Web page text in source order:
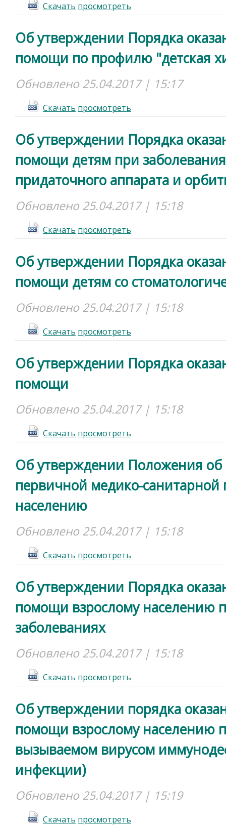
Cкачать просмотреть
Об утверждении Порядка
помощи по профилю "детская
Обновлено 25.04.2017 | 15:17
Cкачать просмотреть
Об утверждении Порядка
помощи детям при
придаточного аппарата и
Обновлено 25.04.2017 | 15:18
Cкачать просмотреть
Об утверждении Порядка
помощи детям со
Обновлено 25.04.2017 | 15:18
Cкачать просмотреть
Об утверждении Порядка
помощи
Обновлено 25.04.2017 | 15:18
Cкачать просмотреть
Об утверждении Положения об
первичной медико-
населению
Обновлено 25.04.2017 | 15:18
Cкачать просмотреть
Об утверждении Порядка
помощи взрослому населению
заболеваниях
Обновлено 25.04.2017 | 15:18
Cкачать просмотреть
Об утверждении порядка
помощи взрослому населению
вызываемом вирусом
инфекции)
Обновлено 25.04.2017 | 15:19
Cкачать просмотреть